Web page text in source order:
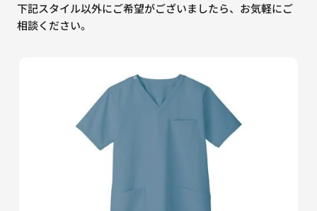
下記スタイル以外にご希望がございましたら、お気軽にご
相談ください。